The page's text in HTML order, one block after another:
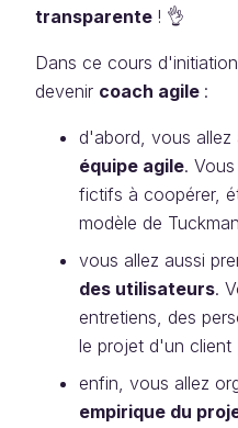
transparente ! 👌
Dans ce cours
devenir coach agile :
d'abord, vous allez
équipe agile.
fictifs à coopérer,
modèle de
vous allez aussi
des utilisateurs.
entretiens, des
le projet d'un client
enfin, vous allez
empirique du